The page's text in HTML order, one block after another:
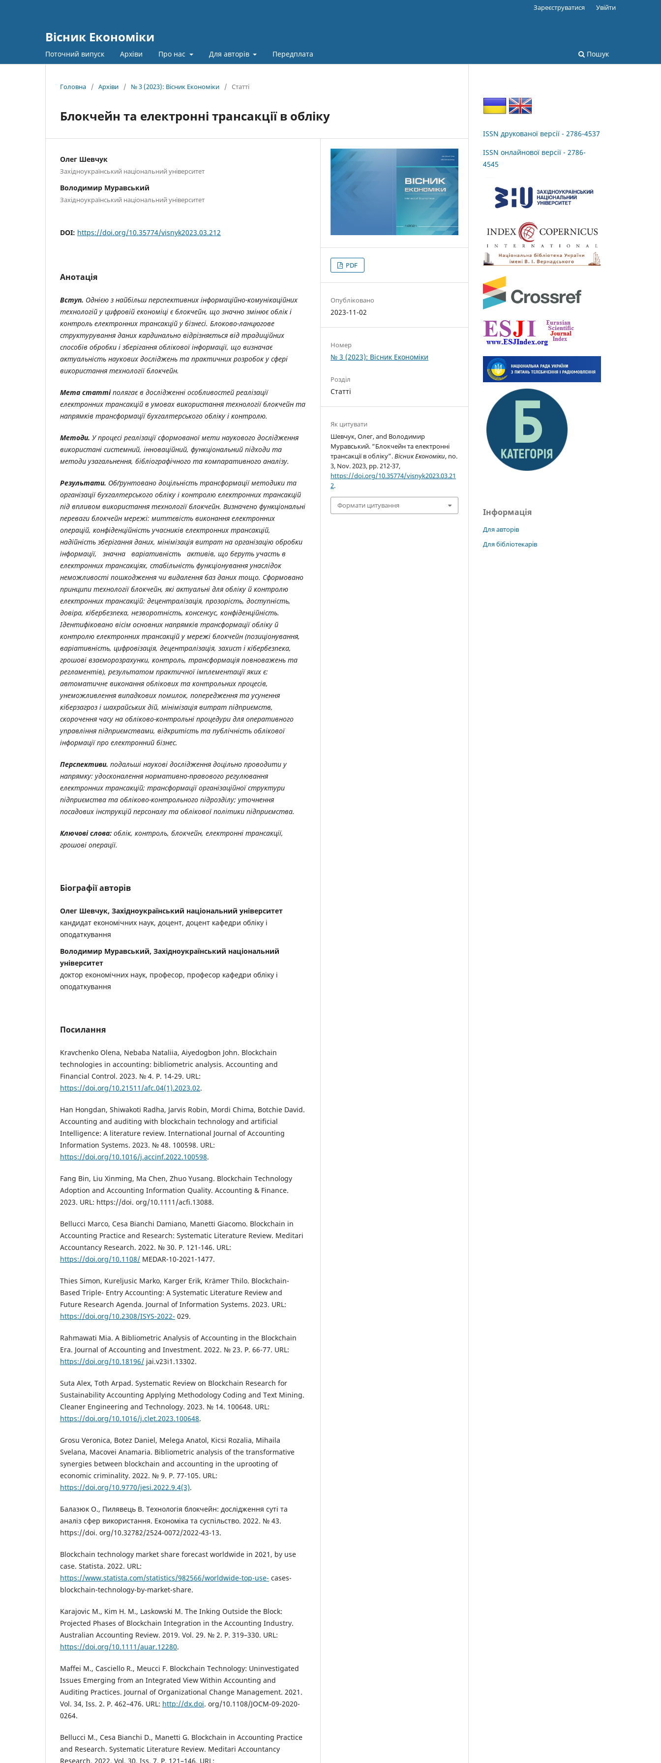
Вісник Економіки
Поточний випуск Архіви Про нас Для авторів Передплата Пошук
Зареєструватися Увійти
Головна / Архіви / № 3 (2023): Вісник Економіки / Статті
Блокчейн та електронні трансакції в обліку
Олег Шевчук
Західноукраїнський національний університет
Володимир Муравський
Західноукраїнський національний університет
DOI: https://doi.org/10.35774/visnyk2023.03.212
Анотація
Вступ. Однією з найбільш перспективних інформаційно-комунікаційних
технологій у цифровій економіці є блокчейн, що значно змінює облік і
контроль електронних трансакцій у бізнесі. Блоково-ланцюгове
структурування даних кардинально відрізняється від традиційних
способів обробки і зберігання облікової інформації, що визначає
актуальність наукових досліджень та практичних розробок у сфері
використання технології блокчейн.
Мета статтіполягає в дослідженні особливостей реалізації
електронних трансакцій в умовах використання технології блокчейн та
напрямків трансформації бухгалтерського обліку і контролю.
Методи. У процесі реалізації сформованої мети наукового дослідження
використані системний, інноваційний, функціональний підходи та
методи узагальнення, бібліографічного та компаративного аналізу.
Результати. Обґрунтовано доцільність трансформації методики та
організації бухгалтерського обліку і контролю електронних трансакцій
під впливом використання технології блокчейн. Визначено функціональні
переваги блокчейн мережі: миттєвість виконання електронних
операцій, конфіденційність учасників електронних трансакцій,
надійність зберігання даних, мінімізація витрат на організацію обробки
інформації, значна варіативність активів, що беруть участь в
електронних трансакціях, стабільність функціонування унаслідок
неможливості пошкодження чи видалення баз даних тощо. Сформовано
принципи технології блокчейн, які актуальні для обліку й контролю
електронних трансакцій: децентралізація, прозорість, доступність,
довіра, кібербезпека, незворотність, консенсус, конфіденційність.
Ідентифіковано вісім основних напрямків трансформації обліку й
контролю електронних трансакцій у мережі блокчейн (позиціонування,
варіативність, цифровізація, децентралізація, захист і кібербезпека,
грошові взаєморозрахунки, контроль, трансформація повноважень та
регламентів), результатом практичної імплементації яких є:
автоматичне виконання облікових та контрольних процесів,
унеможливлення випадкових помилок, попередження та усунення
кіберзагроз і шахрайських дій, мінімізація витрат підприємств,
скорочення часу на обліково-контрольні процедури для оперативного
управління підприємствами, відкритість та публічність облікової
інформації про електронний бізнес.
Перспективи. подальші наукові дослідження доцільно проводити у
напрямку: удосконалення нормативно-правового регулювання
електронних трансакцій; трансформації організаційної структури
підприємства та обліково-контрольного підрозділу; уточнення
посадових інструкцій персоналу та облікової політики підприємства.
Ключові слова: облік, контроль, блокчейн, електронні трансакції,
грошові операції.
Біографії авторів
Олег Шевчук, Західноукраїнський національний університет
кандидат економічних наук, доцент, доцент кафедри обліку і
оподаткування
Володимир Муравський, Західноукраїнський національний
університет
доктор економічних наук, професор, професор кафедри обліку і
оподаткування
Посилання
Kravchenko Olena, Nebaba Nataliia, Aiyedogbon John. Blockchain
technologies in accounting: bibliometric analysis. Accounting and
Financial Control. 2023. № 4. P. 14-29. URL:
https://doi.org/10.21511/afc.04(1).2023.02.
Han Hongdan, Shiwakoti Radha, Jarvis Robin, Mordi Chima, Botchie David.
Accounting and auditing with blockchain technology and artificial
Intelligence: A literature review. International Journal of Accounting
Information Systems. 2023. № 48. 100598. URL:
https://doi.org/10.1016/j.accinf.2022.100598.
Fang Bin, Liu Xinming, Ma Chen, Zhuo Yusang. Blockchain Technology
Adoption and Accounting Information Quality. Accounting & Finance.
2023. URL: https://doi. org/10.1111/acfi.13088.
Bellucci Marco, Cesa Bianchi Damiano, Manetti Giacomo. Blockchain in
Accounting Practice and Research: Systematic Literature Review. Meditari
Accountancy Research. 2022. № 30. P. 121-146. URL:
https://doi.org/10.1108/ MEDAR-10-2021-1477.
Thies Simon, Kureljusic Marko, Karger Erik, Krämer Thilo. Blockchain-
Based Triple- Entry Accounting: A Systematic Literature Review and
Future Research Agenda. Journal of Information Systems. 2023. URL:
https://doi.org/10.2308/ISYS-2022- 029.
Rahmawati Mia. A Bibliometric Analysis of Accounting in the Blockchain
Era. Journal of Accounting and Investment. 2022. № 23. P. 66-77. URL:
https://doi.org/10.18196/ jai.v23i1.13302.
Suta Alex, Toth Arpad. Systematic Review on Blockchain Research for
Sustainability Accounting Applying Methodology Coding and Text Mining.
Cleaner Engineering and Technology. 2023. № 14. 100648. URL:
https://doi.org/10.1016/j.clet.2023.100648.
Grosu Veronica, Botez Daniel, Melega Anatol, Kicsi Rozalia, Mihaila
Svelana, Macovei Anamaria. Bibliometric analysis of the transformative
synergies between blockchain and accounting in the uprooting of
economic criminality. 2022. № 9. P. 77-105. URL:
https://doi.org/10.9770/jesi.2022.9.4(3).
Балазюк О., Пилявець В. Технологія блокчейн: дослідження суті та
аналіз сфер використання. Економіка та суспільство. 2022. № 43.
https://doi. org/10.32782/2524-0072/2022-43-13.
Blockchain technology market share forecast worldwide in 2021, by use
case. Statista. 2022. URL:
https://www.statista.com/statistics/982566/worldwide-top-use- cases-
blockchain-technology-by-market-share.
Karajovic M., Kim H. M., Laskowski M. The Inking Outside the Block:
Projected Phases of Blockchain Integration in the Accounting Industry.
Australian Accounting Review. 2019. Vol. 29. № 2. P. 319–330. URL:
https://doi.org/10.1111/auar.12280.
Maffei M., Casciello R., Meucci F. Blockchain Technology: Uninvestigated
Issues Emerging from an Integrated View Within Accounting and
Auditing Practices. Journal of Organizational Change Management. 2021.
Vol. 34, Iss. 2. P. 462–476. URL: http://dx.doi. org/10.1108/JOCM-09-2020-
0264.
Bellucci M., Cesa Bianchi D., Manetti G. Blockchain in Accounting Practice
and Research. Systematic Literature Review. Meditari Accountancy
Research. 2022. Vol. 30. Iss. 7. P. 121–146. URL:
PDF
Опубліковано
2023-11-02
Номер
№ 3 (2023): Вісник Економіки
Розділ
Статті
Як цитувати
Шевчук, Олег, and Володимир
Муравський. “Блокчейн та електронні
трансакції в обліку”.Вісник Економіки, no.
3, Nov. 2023, pp. 212-37,
https://doi.org/10.35774/visnyk2023.03.21
2.
Формати цитування
ISSN друкованої версії - 2786-4537
ISSN онлайнової версії - 2786-
4545
Інформація
Для авторів
Для бібліотекарів